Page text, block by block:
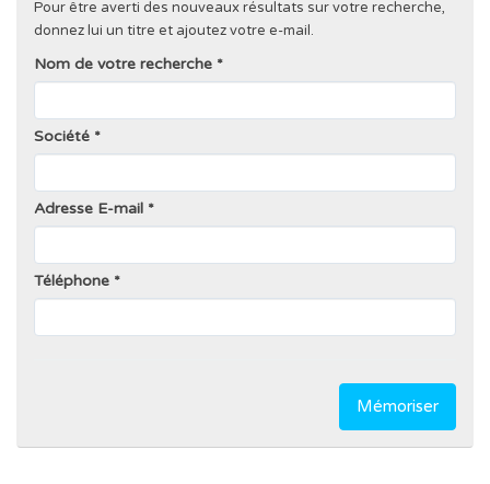
Pour être averti des nouveaux résultats sur votre recherche,
donnez lui un titre et ajoutez votre e-mail.
Nom de votre recherche
Société
Adresse E-mail
Téléphone
Mémoriser